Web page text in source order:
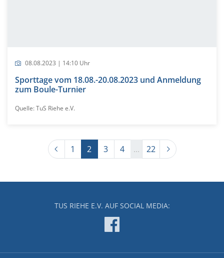
08.08.2023 | 14:10 Uhr
Sporttage vom 18.08.-20.08.2023 und Anmeldung
zum Boule-Turnier
Quelle: TuS Riehe e.V.
Previous
1 2 3 4 ... 22 Next
TUS RIEHE E.V. AUF SOCIAL MEDIA: